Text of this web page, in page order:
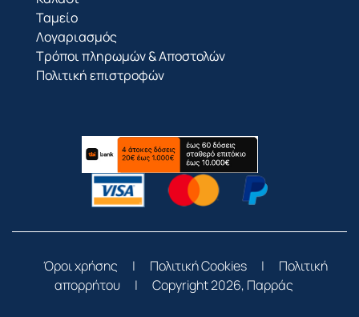
Ταμείο
Λογαριασμός
Τρόποι πληρωμών & Αποστολών
Πολιτική επιστροφών
Όροι χρήσης | Πολιτική Cookies |
Πολιτική
απορρήτου
| Copyright 2026, Παρράς